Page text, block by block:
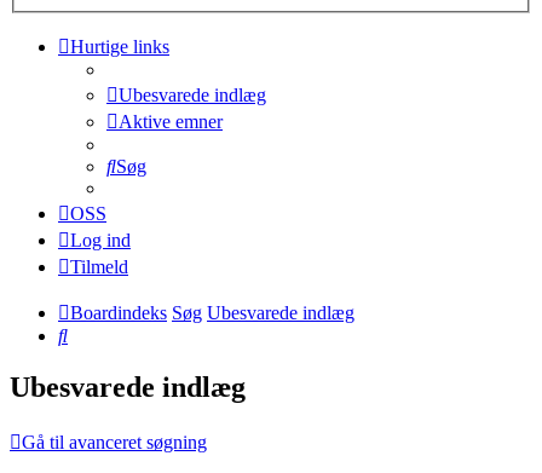
Hurtige links
Ubesvarede indlæg
Aktive emner
Søg
OSS
Log ind
Tilmeld
Boardindeks Søg Ubesvarede indlæg
Søg
Ubesvarede indlæg
Gå til avanceret søgning